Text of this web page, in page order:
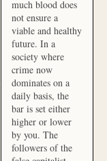
much blood does
not ensure a
viable and healthy
future. In a
society where
crime now
dominates on a
daily basis, the
bar is set either
higher or lower
by you. The
followers of the